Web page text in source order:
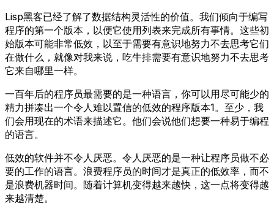
Lisp黑客已经了解了数据结构灵活性的价值。我们倾向于编写
程序的第一个版本，以便它使用列表来完成所有事情。这些初
始版本可能非常低效，以至于需要有意识地努力不去思考它们
在做什么，就像对我来说，吃牛排需要有意识地努力不去思考
它来自哪里一样。
一百年后的程序员最需要的是一种语言，你可以用尽可能少的
精力拼凑出一个令人难以置信的低效的程序版本1。至少，我
们会用现在的术语来描述它。他们会说他们想要一种易于编程
的语言。
低效的软件并不令人厌恶。令人厌恶的是一种让程序员做不必
要的工作的语言。浪费程序员的时间才是真正的低效率，而不
是浪费机器时间。随着计算机变得越来越快，这一点将变得越
来越清楚。